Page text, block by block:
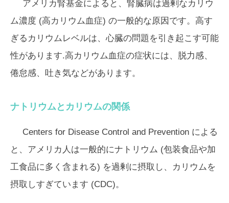
アメリカ腎基金によると、腎臓病は過剰なカリウ
ム濃度 (高カリウム血症) の一般的な原因です。高す
ぎるカリウムレベルは、心臓の問題を引き起こす可能
性があります.高カリウム血症の症状には、脱力感、
倦怠感、吐き気などがあります。
ナトリウムとカリウムの関係
Centers for Disease Control and Prevention による
と、アメリカ人は一般的にナトリウム (包装食品や加
工食品に多く含まれる) を過剰に摂取し、カリウムを
摂取しすぎています (CDC)。